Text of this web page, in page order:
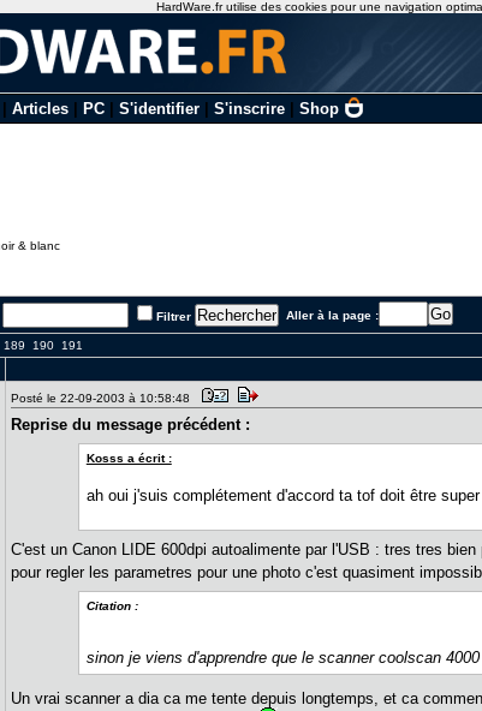
Articles| PC| S'identifier| S'inscrire| Shop
& blanc
Filtrer Aller à la page :
189 190 191
Posté le 22-09-2003 à 10:58:48
Reprise du message précédent :
Kosss a écrit :
ah oui j'suis complétement d'accord ta tof doit être
C'est un Canon LIDE 600dpi autoalimente par l'USB : tres tres
pour regler les parametres pour une photo c'est quasiment
Citation :
sinon je viens d'apprendre que le scanner coolscan
Un vrai scanner a dia ca me tente depuis longtemps, et ca
HardWare.fr utilise des cookies pour une navigation